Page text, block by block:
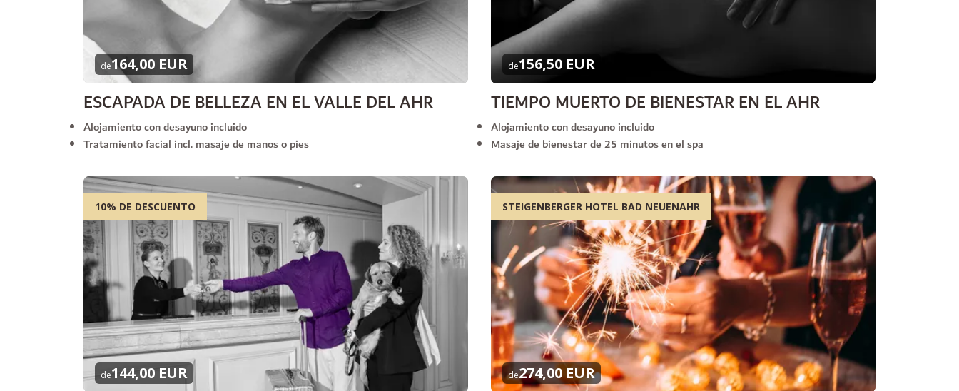
de164,00 EUR
ESCAPADA DE BELLEZA EN EL VALLE DEL AHR
Alojamiento con desayuno incluido
Tratamiento facial incl. masaje de manos o pies
de156,50 EUR
TIEMPO MUERTO DE BIENESTAR EN EL AHR
Alojamiento con desayuno incluido
Masaje de bienestar de 25 minutos en el spa
10% DE DESCUENTO
de144,00 EUR
STEIGENBERGER HOTEL BAD NEUENAHR
de274,00 EUR